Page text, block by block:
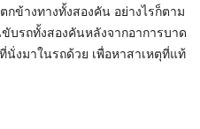
กข้างทางทั้งสองคัน อย่างไรก็ตาม
บรถทั้งสองคันหลังจากอาการบาด
งมาในรถด้วย เพื่อหาสาเหตุที่แท้